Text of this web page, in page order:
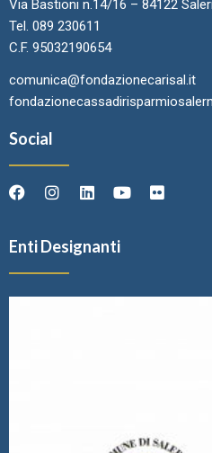
Via Bastioni n.14/16 – 84122
Tel. 089 230611
C.F. 95032190654
comunica@fondazionecarisal.it
Social
Enti Designanti